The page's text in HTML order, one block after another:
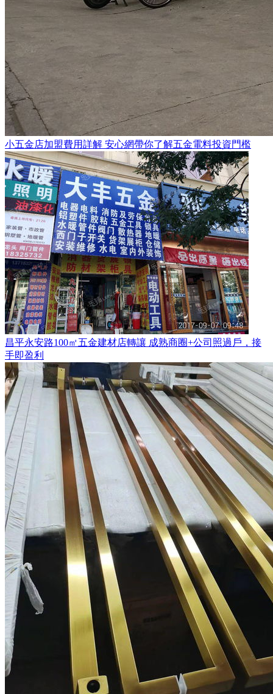
小五金店加盟費用詳解 安心網帶你了解五金電料投資門檻
昌平永安路100㎡五金建材店轉讓 成熟商圈+公司照過戶，接
手即盈利